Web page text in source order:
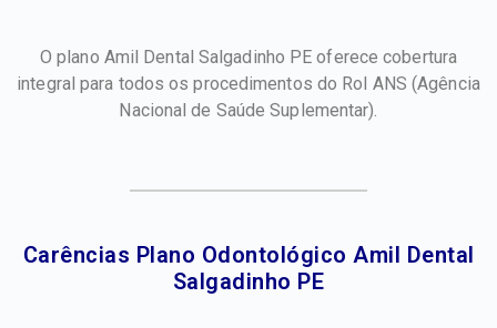
O plano Amil Dental Salgadinho PE oferece cobertura
integral para todos os procedimentos do Rol ANS (Agência
Nacional de Saúde Suplementar).
Carências Plano Odontológico Amil Dental
Salgadinho PE​